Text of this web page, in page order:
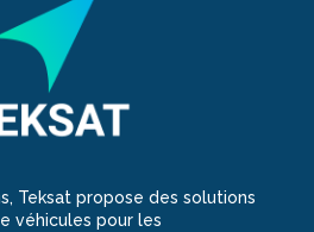
Teksat propose des solutions
véhicules pour les